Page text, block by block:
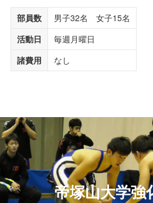
English 資料請求
学生会・クラブ＆サークル
学生生活ガイド
学生生活と健康
課外活動
証明書発行・各種申請・問い合わ
学びサポート
部員数
男子32名 女子15名
活動日
毎週月曜日
諸費用
なし
帝塚山大学強